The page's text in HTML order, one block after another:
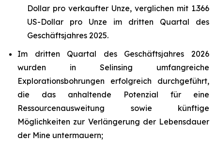
Dollar pro verkaufter Unze, verglichen mit 1.366
US-Dollar pro Unze im dritten Quartal des
Geschäftsjahres 2025.
Im dritten Quartal des Geschäftsjahres 2026
wurden in Selinsing umfangreiche
Explorationsbohrungen erfolgreich durchgeführt,
die das anhaltende Potenzial für eine
Ressourcenausweitung sowie künftige
Möglichkeiten zur Verlängerung der Lebensdauer
der Mine untermauern;